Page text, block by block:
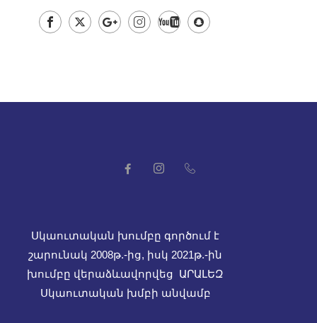
Սկաուտական խումբը գործում է
շարունակ 2008թ.-ից, իսկ 2021թ.-ին
խումբը վերաձևավորվեց ԱՐԱԼԵԶ
Սկաուտական խմբի անվամբ